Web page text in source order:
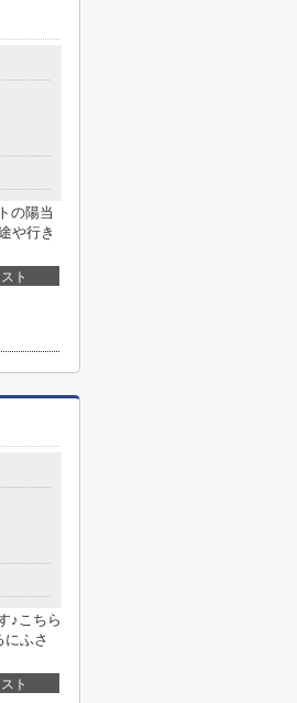
の陽当
や行き
ト
♪こちら
ふさ
ト